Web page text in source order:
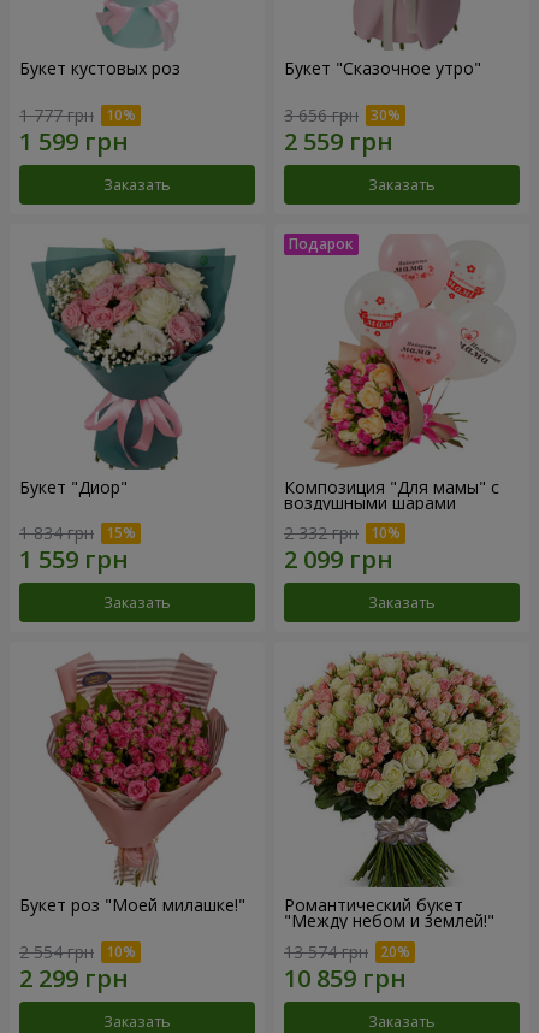
Букет кустовых роз
1 777 грн
Заказать
Букет "Сказочное утро"
3 656 грн
Заказать
Букет "Диор"
1 834 грн
Заказать
Композиция "Для мамы" с
воздушными шарами
2 332 грн
Заказать
Букет роз "Моей милашке!"
2 554 грн
Заказать
Романтический букет
"Между небом и землей!"
13 574 грн
Заказать